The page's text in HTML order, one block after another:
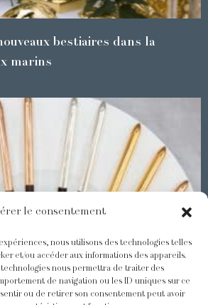
le consentement
nous utilisons des technologies telles
et/ou accéder aux informations des appareils.
nous permettra de traiter des
de navigation ou les ID uniques sur ce
ou de retirer son consentement peut avoir
bestiaires dans la
marins
Odiot